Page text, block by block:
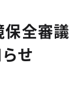
保全審議
せ